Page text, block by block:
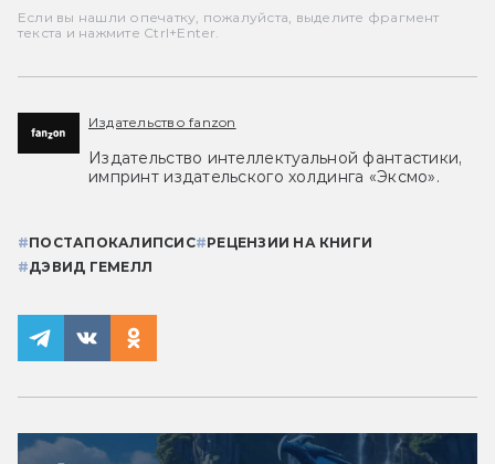
Если вы нашли опечатку, пожалуйста, выделите фрагмент
текста и нажмите Ctrl+Enter.
Издательство fanzon
Издательство интеллектуальной фантастики,
импринт издательского холдинга «Эксмо».
#ПОСТАПОКАЛИПСИС#РЕЦЕНЗИИ НА КНИГИ
#ДЭВИД ГЕМЕЛЛ